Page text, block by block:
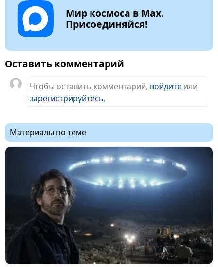
Мир космоса в Max.
Присоединяйся!
Оставить комментарий
Чтобы оставить комментарий, войдите или
зарегистрируйтесь.
Материалы по теме